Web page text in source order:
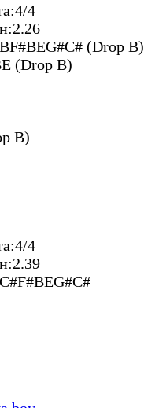
4/4
2.26
BF#BEG#C# (Drop B)
(Drop B)
B)
4/4
2.39
C#F#BEG#C#